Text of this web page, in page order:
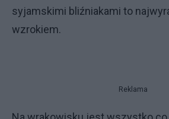
syjamskimi bliźniakami to
wzrokiem.
Reklama